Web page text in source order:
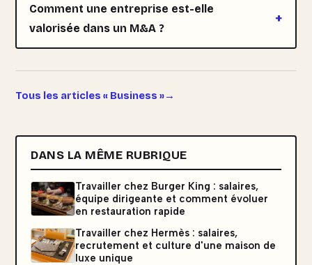
Comment une entreprise est-elle
valorisée dans un M&A ?
Tous les articles « Business »
DANS LA MÊME RUBRIQUE
Travailler chez Burger King : salaires,
équipe dirigeante et comment évoluer
en restauration rapide
Travailler chez Hermès : salaires,
recrutement et culture d'une maison de
luxe unique